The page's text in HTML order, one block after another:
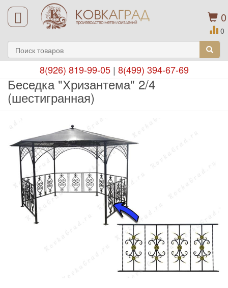
0
0
8(926) 819-99-05| 8(499) 394-67-69
Беседка "Хризантема" 2/4
(шестигранная)